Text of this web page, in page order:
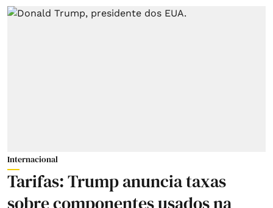
Internacional
Tarifas: Trump anuncia taxas
sobre componentes usados na